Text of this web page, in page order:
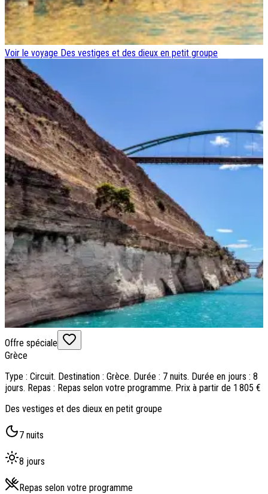
Voir le voyage Des vestiges et des dieux en petit groupe
Offre spéciale
Grèce
Type : Circuit. Destination : Grèce. Durée : 7 nuits. Durée en jours : 8
jours. Repas : Repas selon votre programme. Prix à partir de 1 805 €
Des vestiges et des dieux en petit groupe
7 nuits
8 jours
Repas selon votre programme